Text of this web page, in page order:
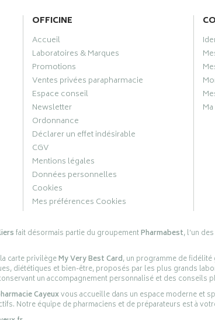
OFFICINE
Accueil
Laboratoires & Marques
Promotions
Ventes privées parapharmacie
Espace conseil
Newsletter
Ordonnance
Déclarer un effet indésirable
CGV
Mentions légales
Données personnelles
Cookies
Mes préférences Cookies
fait désormais partie du groupementPharmabest, l’un
carte privilègeMy Very Best Card, un programme de
diététiques et bien-être, proposés par les plus grands
un accompagnement personnalisé et des conseils
Cayeuxvous accueille dans un espace moderne et
Notre équipe de pharmaciens et de préparateurs est à